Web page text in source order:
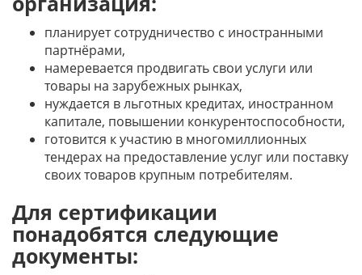
планирует сотрудничество с иностранными
партнёрами,
намеревается продвигать свои услуги или
товары на зарубежных рынках,
нуждается в льготных кредитах, иностранном
капитале, повышении конкурентоспособности,
готовится к участию в многомиллионных
тендерах на предоставление услуг или поставку
своих товаров крупным потребителям.
Для сертификации
понадобятся следующие
документы: